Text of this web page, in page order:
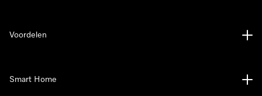
Voordelen
Smart Home